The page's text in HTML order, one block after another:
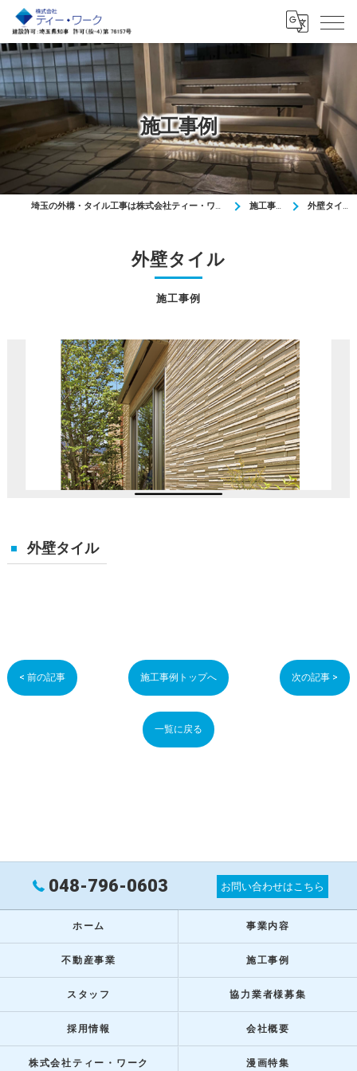
施工事例
埼玉の外構・タイル工事は株式会社ティー・ワーク 施工事例 外壁タイル
施工事例
外壁タイル
外壁タイル
< 前の記事 施工事例トップへ 次の記事 >
一覧に戻る
048-796-0603 お問い合わせはこちら
ホーム 事業内容
不動産事業 施工事例
スタッフ 協力業者様募集
採用情報 会社概要
株式会社ティー・ワーク 漫画特集